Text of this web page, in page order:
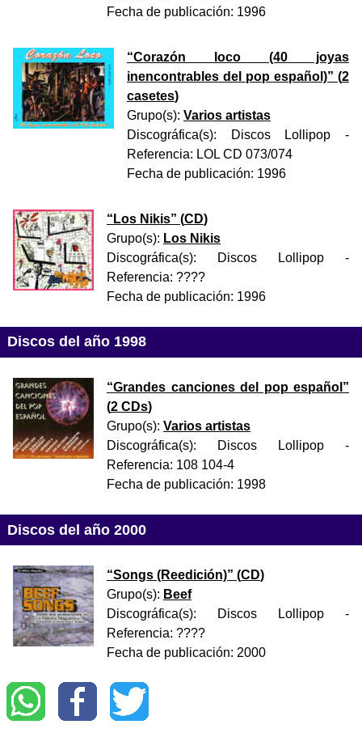
Fecha de publicación: 1996
“Corazón loco (40 joyas
inencontrables del pop español)” (2
casetes)
Grupo(s): Varios artistas
Discográfica(s):
Discos Lollipop -
Referencia: LOL CD 073/074
Fecha de publicación: 1996
“ Los Nikis” (CD)
Grupo(s): Los Nikis
Discográfica(s):
Discos Lollipop -
Referencia: ????
Fecha de publicación: 1996
Discos del año 1998
“Grandes canciones del pop español ”
(2 CDs)
Grupo(s): Varios artistas
Discográfica(s):
Discos Lollipop -
Referencia: 108 104-4
Fecha de publicación: 1998
Discos del año 2000
“Songs (Reedición)” (CD)
Grupo(s): Beef
Discográfica(s):
Discos Lollipop -
Referencia: ????
Fecha de publicación: 2000